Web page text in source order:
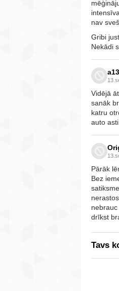
nav
Gribi
Nekādi
a13
Vidējā
sanāk
katru
auto
Pārāk
Bez
drīkst
Tavs